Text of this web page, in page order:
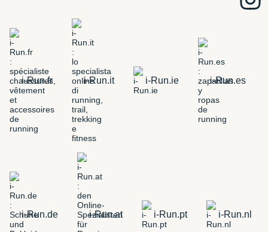
i-Run.fr i-Run.it i-Run.ie i-Run.es
i-Run.de i-Run.at i-Run.pt i-Run.nl